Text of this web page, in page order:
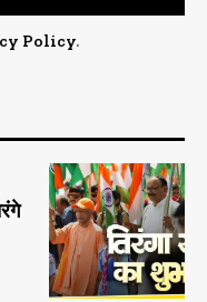
Policy.